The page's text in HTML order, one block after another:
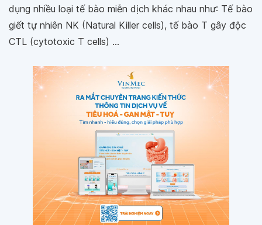
dụng nhiều loại tế bào miễn dịch khác nhau như: Tế bào
giết tự nhiên NK (Natural Killer cells), tế bào T gây độc
CTL (cytotoxic T cells) ...